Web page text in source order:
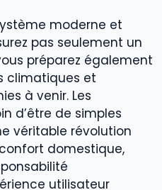
moderne et
pas seulement un
préparez également
climatiques et
à venir. Les
d’être de simples
véritable révolution
domestique,
utilisateur